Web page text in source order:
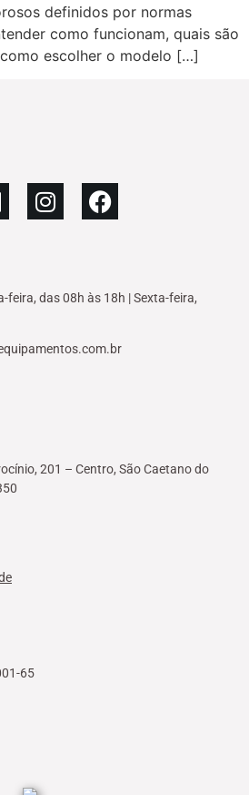
definidos por normas
como funcionam, quais são
escolher o modelo […]
feira, das 08h às 18h | Sexta-feira,
201 – Centro, São Caetano do
65